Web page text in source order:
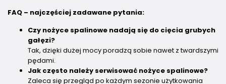
FAQ – najczęściej zadawane pytania:
Czy nożyce spalinowe nadają się do cięcia grubych
gałęzi?
Tak, dzięki dużej mocy poradzą sobie nawet z twardszymi
pędami.
Jak często należy serwisować nożyce spalinowe?
Zaleca się przegląd po każdym sezonie użytkowania